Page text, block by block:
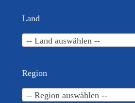
Land
-- Land auswählen --
Region
-- Region auswählen --